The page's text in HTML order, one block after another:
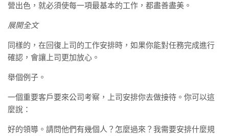
營出色，就必須使每一項最基本的工作，都盡善盡美。
展開全文
同樣的，在回復上司的工作安排時，如果你能對任務完成進行
確認，會讓上司更加放心。
舉個例子。
一個重要客戶要來公司考察，上司安排你去做接待。你可以這
麼說：
好的領導。請問他們有幾個人？怎麼過來？我需要安排什麼規